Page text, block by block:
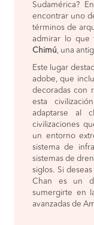
Sudamérica?
encontrar uno
términos de
admirar lo que
Chimú, una
Este lugar
adobe, que
decoradas con
esta
adaptarse al
civilizaciones
un entorno
sistema de
sistemas de
siglos. Si
Chan es un
sumergirte en
avanzadas de